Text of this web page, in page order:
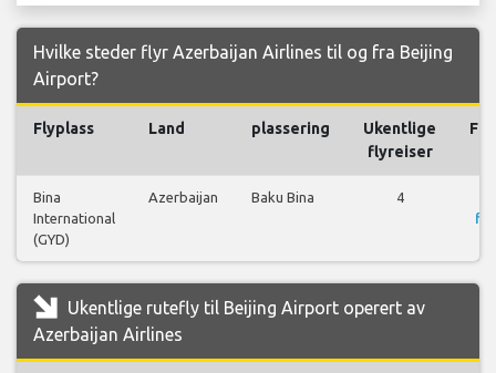
Hvilke steder flyr Azerbaijan Airlines til og fra Beijing
Airport?
Flyplass Land plassering
Ukentlige
flyreiser
Bina
International
(GYD)
Azerbaijan Baku Bina 4
Ukentlige rutefly til Beijing Airport operert av
Azerbaijan Airlines